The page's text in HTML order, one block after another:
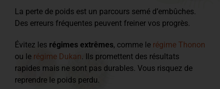
La perte de poids est un parcours semé d’embûches.
Des erreurs fréquentes peuvent freiner vos progrès.
Évitez les régimes extrêmes, comme le régime Thonon
ou le régime Dukan. Ils promettent des résultats
rapides mais ne sont pas durables. Vous risquez de
reprendre le poids perdu.